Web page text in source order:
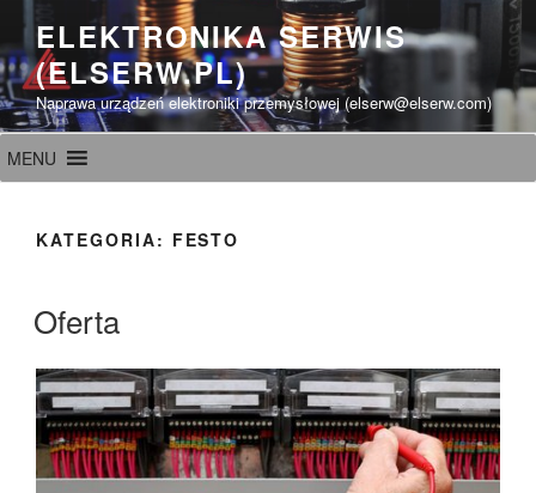
treści
ELEKTRONIKA SERWIS
(ELSERW.PL)
Naprawa urządzeń elektroniki przemysłowej (elserw@elserw.com)
MENU
KATEGORIA: FESTO
Oferta